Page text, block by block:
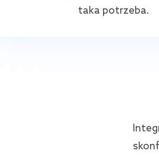
taka potrzeba.